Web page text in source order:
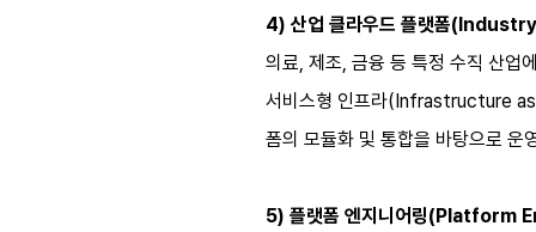
4) 산업 클라우드 플랫폼
의료, 제조, 금융 등 특정 수직 산
서비스형 인프라(Infrastructure as
폼의 모듈화 및 통합을 바탕으로 운
5) 플랫폼 엔지니어링(Platform